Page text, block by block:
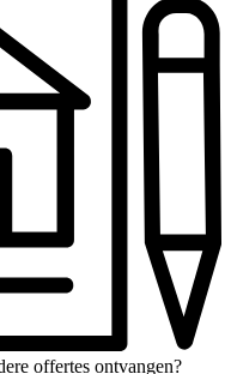
offertes ontvangen?